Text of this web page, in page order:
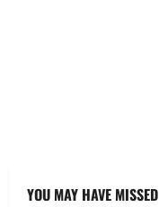
YOU MAY HAVE MISSED